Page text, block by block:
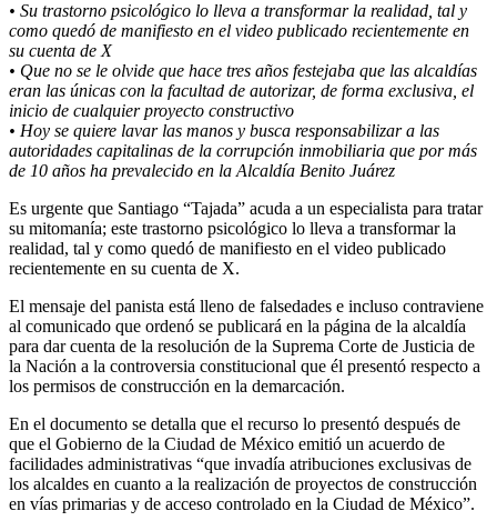
• Su trastorno psicológico lo lleva a transformar la realidad, tal y
como quedó de manifiesto en el video publicado recientemente en
su cuenta de X
• Que no se le olvide que hace tres años festejaba que las alcaldías
eran las únicas con la facultad de autorizar, de forma exclusiva, el
inicio de cualquier proyecto constructivo
• Hoy se quiere lavar las manos y busca responsabilizar a las
autoridades capitalinas de la corrupción inmobiliaria que por más
de 10 años ha prevalecido en la Alcaldía Benito Juárez
Es urgente que Santiago “Tajada” acuda a un especialista para tratar
su mitomanía; este trastorno psicológico lo lleva a transformar la
realidad, tal y como quedó de manifiesto en el video publicado
recientemente en su cuenta de X.
El mensaje del panista está lleno de falsedades e incluso contraviene
al comunicado que ordenó se publicará en la página de la alcaldía
para dar cuenta de la resolución de la Suprema Corte de Justicia de
la Nación a la controversia constitucional que él presentó respecto a
los permisos de construcción en la demarcación.
En el documento se detalla que el recurso lo presentó después de
que el Gobierno de la Ciudad de México emitió un acuerdo de
facilidades administrativas “que invadía atribuciones exclusivas de
los alcaldes en cuanto a la realización de proyectos de construcción
en vías primarias y de acceso controlado en la Ciudad de México”.